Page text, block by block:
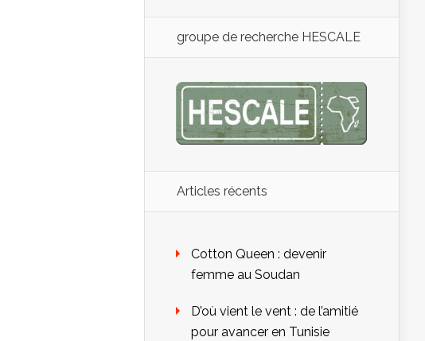
groupe de recherche HESCALE
Articles récents
Cotton Queen : devenir
femme au Soudan
D’où vient le vent : de l’amitié
pour avancer en Tunisie